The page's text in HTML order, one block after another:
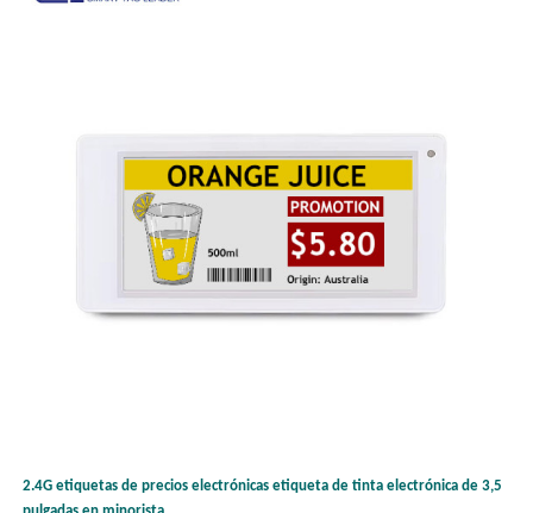
2.4G etiquetas de precios electrónicas etiqueta de tinta electrónica de 3,5